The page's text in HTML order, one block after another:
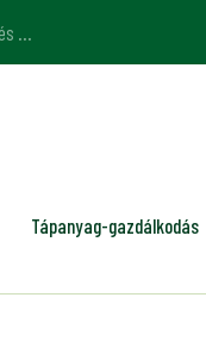
Tápanyag-gazdálkodás